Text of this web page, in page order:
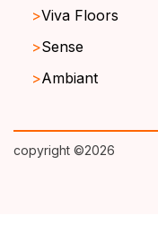
Viva Floors
Sense
Ambiant
copyright ©2026